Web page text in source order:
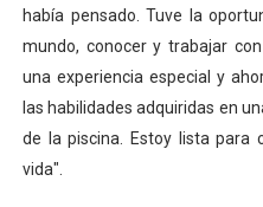
había pensado. Tuve la
mundo, conocer y trabajar
una experiencia especial y
las habilidades adquiridas en
de la piscina. Estoy lista para
vida".